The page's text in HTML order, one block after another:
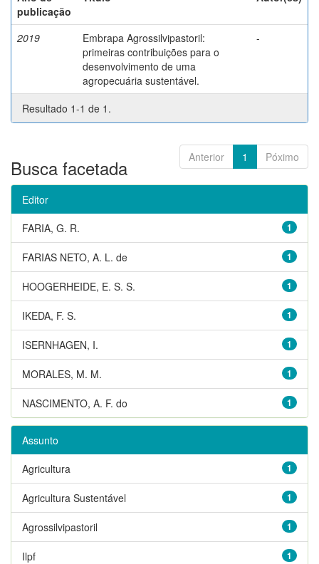
publicação
2019
Embrapa Agrossilvipastoril:
primeiras contribuições para o
desenvolvimento de uma
agropecuária sustentável.
-
Resultado 1-1 de 1.
Anterior 1 Póximo
Busca facetada
Editor
1
FARIA, G. R.
1
FARIAS NETO, A. L. de
1
HOOGERHEIDE, E. S. S.
1
IKEDA, F. S.
1
ISERNHAGEN, I.
1
MORALES, M. M.
1
NASCIMENTO, A. F. do
Assunto
1
Agricultura
1
Agricultura Sustentável
1
Agrossilvipastoril
1
Ilpf